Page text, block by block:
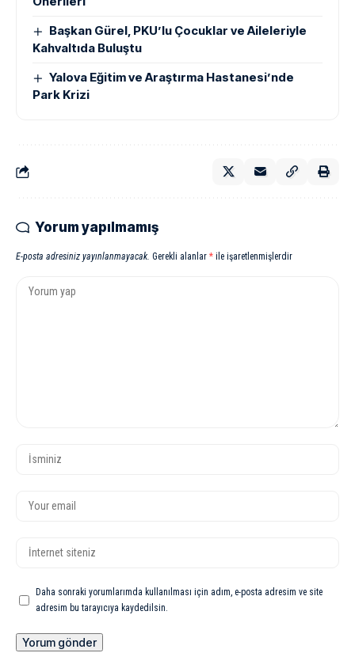
Başkan Gürel, PKU’lu Çocuklar ve Aileleriyle
Kahvaltıda Buluştu
Yalova Eğitim ve Araştırma Hastanesi’nde
Park Krizi
Yorum yapılmamış
E-posta adresiniz yayınlanmayacak. Gerekli alanlar * ile işaretlenmişlerdir
Daha sonraki yorumlarımda kullanılması için adım, e-posta adresim ve site
adresim bu tarayıcıya kaydedilsin.